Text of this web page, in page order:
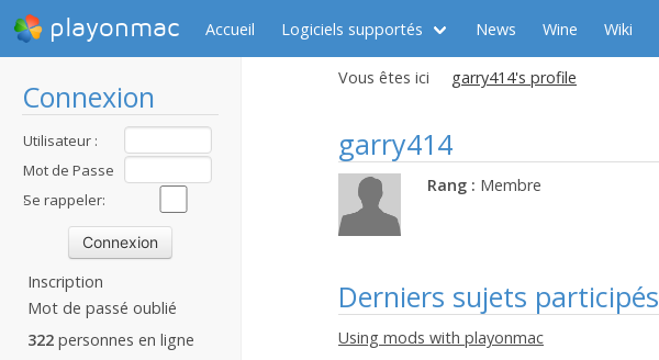
playonmac Accueil Logiciels supportés News Wine Wiki
Connexion
Utilisateur :
Mot de Passe
:Se rappeler:
Inscription
Mot de passé oublié
322 personnes en ligne
Vous êtes ici garry414's profile
garry414
Rang : Membre
Derniers sujets participés
Using mods with playonmac